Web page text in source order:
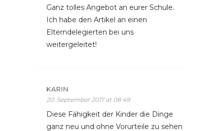
Ganz tolles Angebot an eurer Schule.
Ich habe den Artikel an einen
Elterndelegierten bei uns
weitergeleitet!
KARIN
20. September 2017 at 08:49
Diese Fähigkeit der Kinder die Dinge
ganz neu und ohne Vorurteile zu sehen